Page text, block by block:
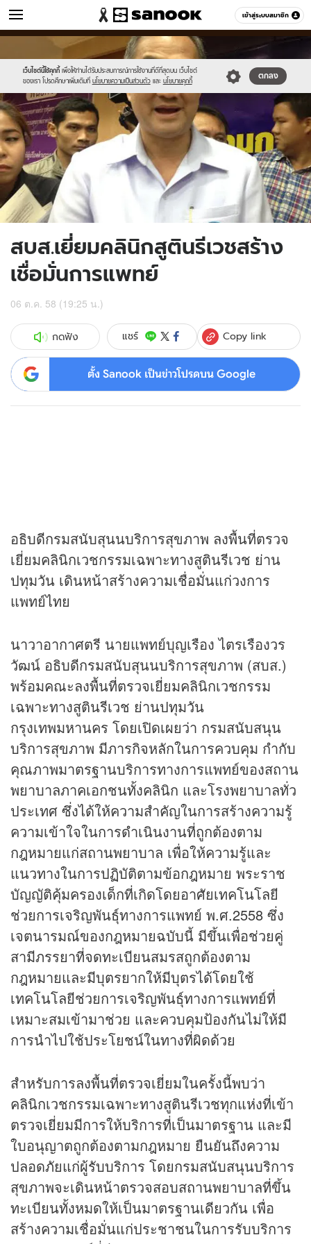
เข้าสู่ระบบสมาชิก
ข่าว หมวดอื่นๆ
เว็บไซต์นี้ใช้คุกกี้ เพื่อให้ท่านได้รับประสบการณ์การใช้งานที่ดีที่สุดบน เว็บไซต์
ของเรา โปรดศึกษาเพิ่มเติมที่ นโยบายความเป็นส่วนตัว และ นโยบายคุกกี้
ตกลง
//s.isanook.com/sr/0/images/logo-
new-
sanook.png
//s.isanook.com/ns/0/ud/375/1877834/650676-
01.jpg
สบส.เยี่ยมคลินิกสูตินรีเวชสร้าง
เชื่อมั่นการแพทย์
06 ต.ค. 58 (19:25 น.)
กดฟัง แชร์ Copy link
ตั้ง Sanook เป็นข่าวโปรดบน Google
อธิบดีกรมสนับสุนนบริการสุขภาพ ลงพื้นที่ตรวจ
เยี่ยมคลินิกเวชกรรมเฉพาะทางสูตินรีเวช ย่าน
ปทุมวัน เดินหน้าสร้างความเชื่อมั่นแก่วงการ
แพทย์ไทย
นาวาอากาศตรี นายแพทย์บุญเรือง ไตรเรืองวร
วัฒน์ อธิบดีกรมสนับสุนนบริการสุขภาพ (สบส.)
พร้อมคณะลงพื้นที่ตรวจเยี่ยมคลินิกเวชกรรม
เฉพาะทางสูตินรีเวช ย่านปทุมวัน
กรุงเทพมหานคร โดยเปิดเผยว่า กรมสนับสนุน
บริการสุขภาพ มีภารกิจหลักในการควบคุม กำกับ
คุณภาพมาตรฐานบริการทางการแพทย์ของสถาน
พยาบาลภาคเอกชนทั้งคลินิก และโรงพยาบาลทั่ว
ประเทศ ซึ่งได้ให้ความสำคัญในการสร้างความรู้
ความเข้าใจในการดำเนินงานที่ถูกต้องตาม
กฎหมายแก่สถานพยาบาล เพื่อให้ความรู้และ
แนวทางในการปฏิบัติตามข้อกฎหมาย พระราช
บัญญัติคุ้มครองเด็กที่เกิดโดยอาศัยเทคโนโลยี
ช่วยการเจริญพันธุ์ทางการแพทย์ พ.ศ.2558 ซึ่ง
เจตนารมณ์ของกฎหมายฉบับนี้ มีขึ้นเพื่อช่วยคู่
สามีภรรยาที่จดทะเบียนสมรสถูกต้องตาม
กฎหมายและมีบุตรยากให้มีบุตรได้โดยใช้
เทคโนโลยีช่วยการเจริญพันธุ์ทางการแพทย์ที่
เหมาะสมเข้ามาช่วย และควบคุมป้องกันไม่ให้มี
การนำไปใช้ประโยชน์ในทางที่ผิดด้วย
สำหรับการลงพื้นที่ตรวจเยี่ยมในครั้งนี้พบว่า
คลินิกเวชกรรมเฉพาะทางสูตินรีเวชทุกแห่งที่เข้า
ตรวจเยี่ยมมีการให้บริการที่เป็นมาตรฐาน และมี
ใบอนุญาตถูกต้องตามกฎหมาย ยืนยันถึงความ
ปลอดภัยแก่ผู้รับบริการ โดยกรมสนับสนุนบริการ
สุขภาพจะเดินหน้าตรวจสอบสถานพยาบาลที่ขึ้น
ทะเบียนทั้งหมดให้เป็นมาตรฐานเดียวกัน เพื่อ
สร้างความเชื่อมั่นแก่ประชาชนในการรับบริการ